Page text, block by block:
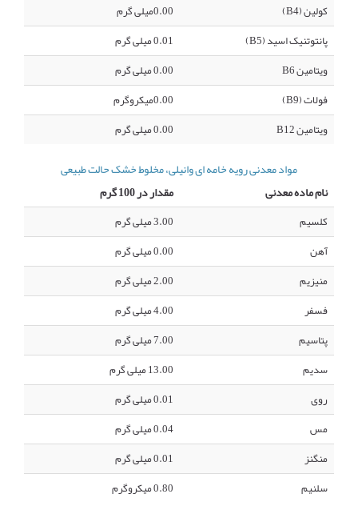
کولین (B4)
0.00میلی گرم
پانتوتنیک اسید (B5)
0.01 میلی گرم
ویتامین B6
0.00 میلی گرم
فولات (B9)
0.00میکروگرم
ویتامین B12
0.00 میلی گرم
مواد معدنی رویه خامه ای وانیلی، مخلوط خشک حالت طبیعی
نام ماده معدنی
مقدار در 100 گرم
کلسیم
3.00 میلی گرم
آهن
0.00 میلی گرم
منیزیم
2.00 میلی گرم
فسفر
4.00 میلی گرم
پتاسیم
7.00 میلی گرم
سدیم
13.00 میلی گرم
روی
0.01 میلی گرم
مس
0.04 میلی گرم
منگنز
0.01 میلی گرم
سلنیم
0.80 میکروگرم